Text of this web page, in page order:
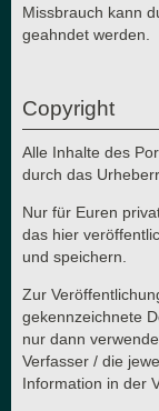
Missbrauch kann
geahndet werden.
Copyright
Alle Inhalte des
durch das
Nur für Euren
das hier
und speichern.
Zur
gekennzeichnete
nur dann
Verfasser / die
Information in der